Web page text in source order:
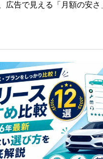
広告で見える「月額の安